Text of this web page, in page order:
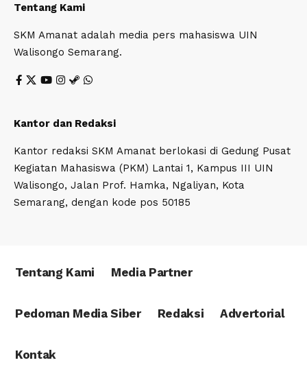
Tentang Kami
SKM Amanat adalah media pers mahasiswa UIN
Walisongo Semarang.
Kantor dan Redaksi
Kantor redaksi SKM Amanat berlokasi di Gedung Pusat
Kegiatan Mahasiswa (PKM) Lantai 1, Kampus III UIN
Walisongo, Jalan Prof. Hamka, Ngaliyan, Kota
Semarang, dengan kode pos 50185
Tentang Kami Media Partner
Pedoman Media Siber Redaksi Advertorial
Kontak